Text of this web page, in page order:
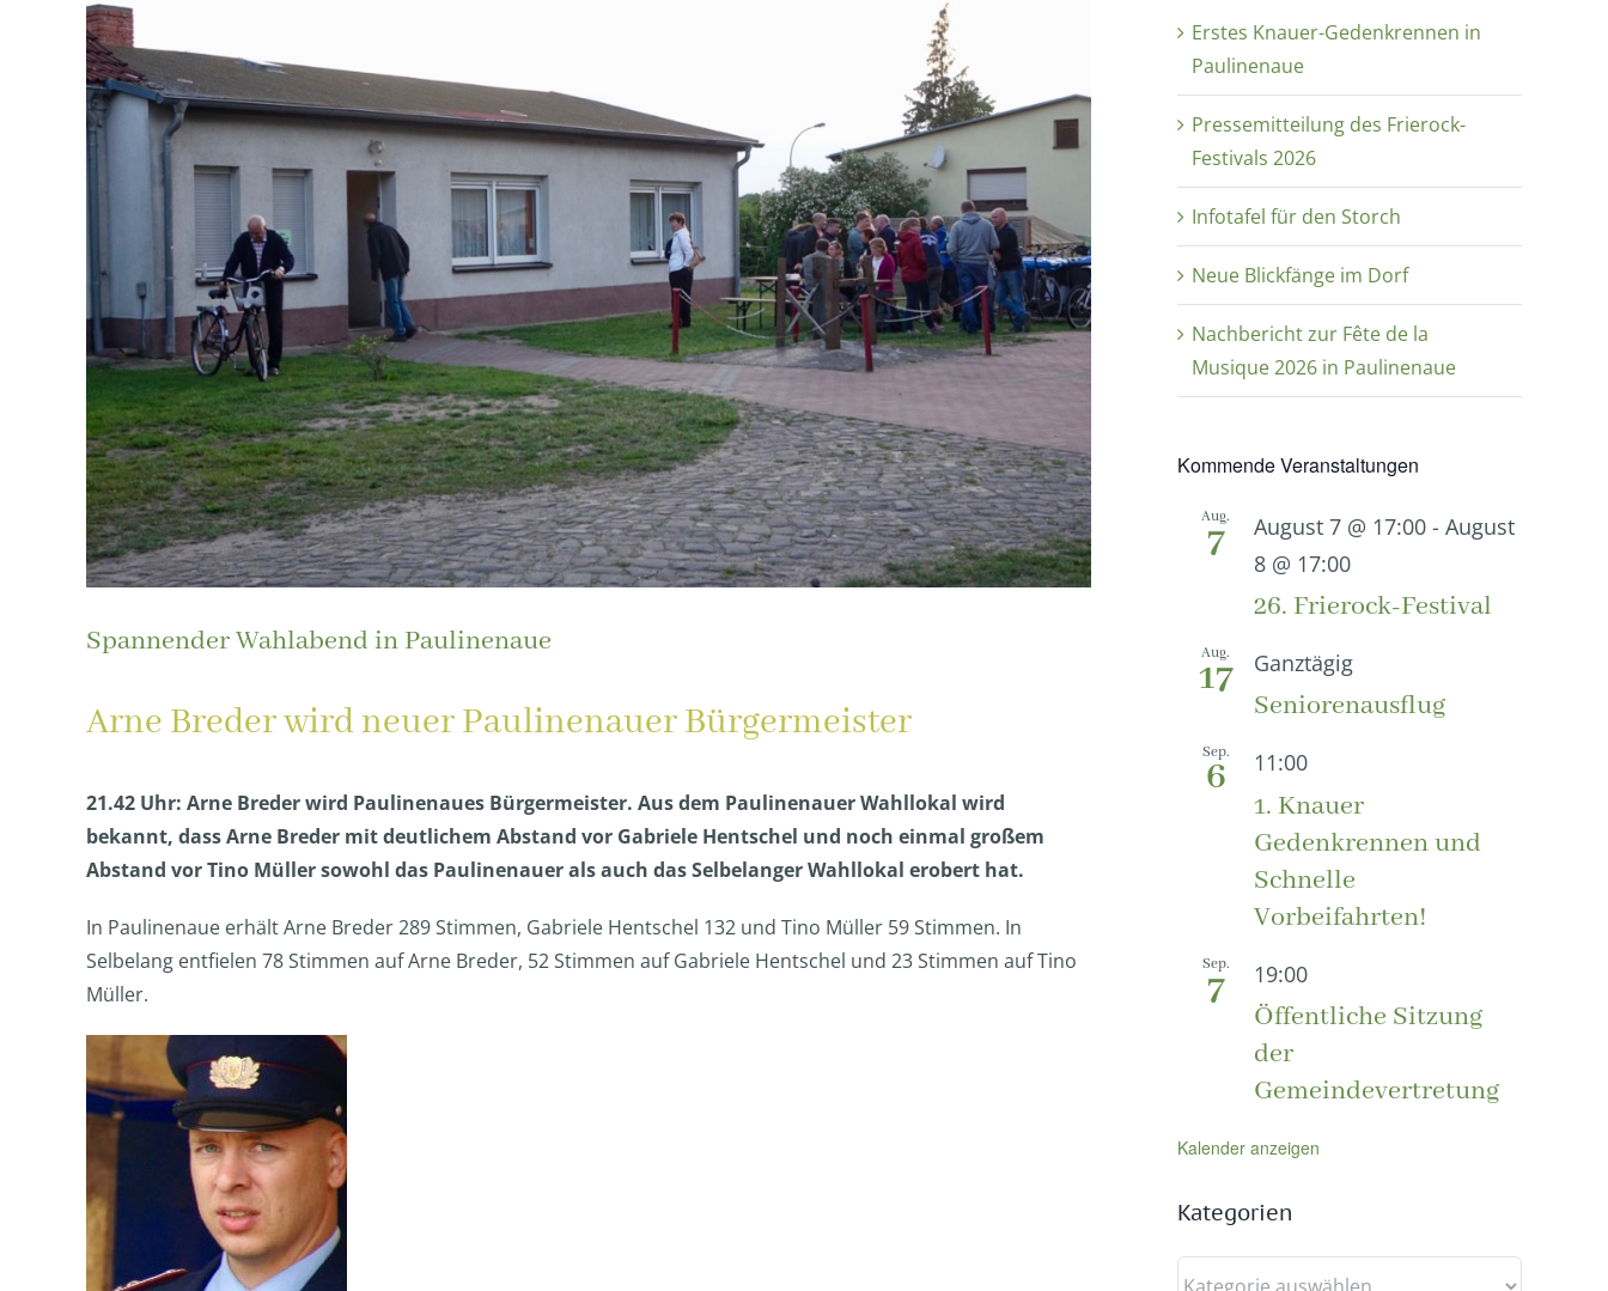
grösseres
Bild
Spannender Wahlabend in Paulinenaue
Arne Breder wird neuer Paulinenauer Bürgermeister
21.42 Uhr: Arne Breder wird Paulinenaues Bürgermeister. Aus dem Paulinenauer Wahllokal wird
bekannt, dass Arne Breder mit deutlichem Abstand vor Gabriele Hentschel und noch einmal großem
Abstand vor Tino Müller sowohl das Paulinenauer als auch das Selbelanger Wahllokal erobert hat.
In Paulinenaue erhält Arne Breder 289 Stimmen, Gabriele Hentschel 132 und Tino Müller 59 Stimmen. In
Selbelang entfielen 78 Stimmen auf Arne Breder, 52 Stimmen auf Gabriele Hentschel und 23 Stimmen auf Tino
Müller.
Erstes Knauer-Gedenkrennen in
Paulinenaue
Pressemitteilung des Frierock-
Festivals 2026
Infotafel für den Storch
Neue Blickfänge im Dorf
Nachbericht zur Fête de la
Musique 2026 in Paulinenaue
Kommende Veranstaltungen
Aug.
7 August 7 @ 17:00 - August
8 @ 17:00
26. Frierock-Festival
Aug.
17 Ganztägig
Seniorenausflug
Sep.
6 11:00
1. Knauer
Gedenkrennen und
Schnelle
Vorbeifahrten!
Sep.
7 19:00
Öffentliche Sitzung
der
Gemeindevertretung
Kalender anzeigen
Kategorien
Kategorien